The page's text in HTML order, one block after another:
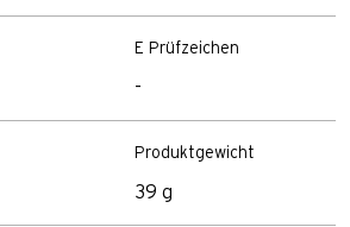
E Prüfzeichen
-
Produktgewicht
39 g